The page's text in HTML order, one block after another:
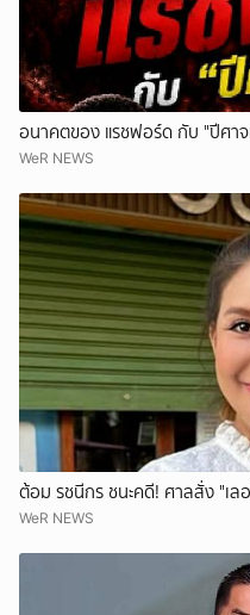
อนาคตของ แรชฟอร์ด กับ "ปีศา
WeR NEWS
ต้อม รชนีกร ชนะคดี! ศาลสั่ง "เ
WeR NEWS